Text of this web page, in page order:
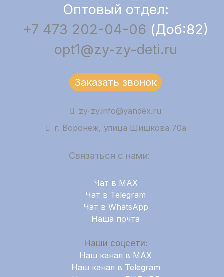
Оптовый отдел:
+7 473 202-04-06 (Доб:82)
opt1@zy-zy-deti.ru
Заказать звонок
zy-zy.info@yandex.ru
г. Воронеж, улица Шишкова 70а
Связаться с нами:
Чат в MAX
Чат в Telegram
Чат в WhatsApp
Наша почта
Наши соцсети:
Наш канал в MAX
Наш канал в Telegram